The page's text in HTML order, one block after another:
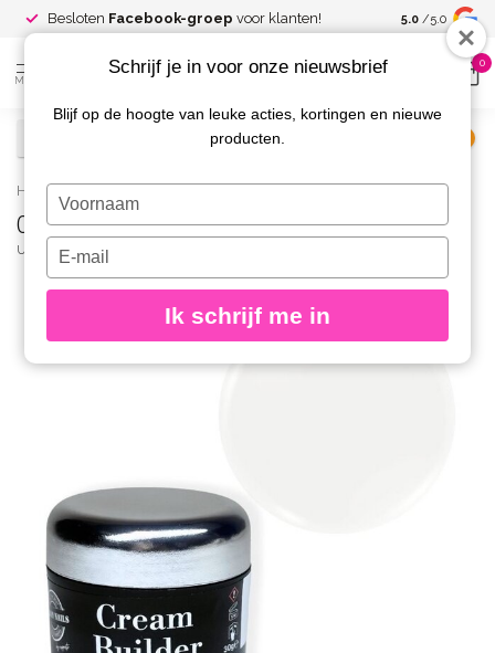
Besloten Facebook-groep voor klanten! Spaar voor
kortingen
5.0 /5.0
MENU
0
Home / 01 Cream Builder Soft White
01 Cream Builder Soft White
URBAN NAILS
Schrijf je in voor onze nieuwsbrief
Blijf op de hoogte van leuke acties, kortingen en nieuwe
producten.
Typ
je
naam
Typ
je
e-
in
Ik schrijf me in